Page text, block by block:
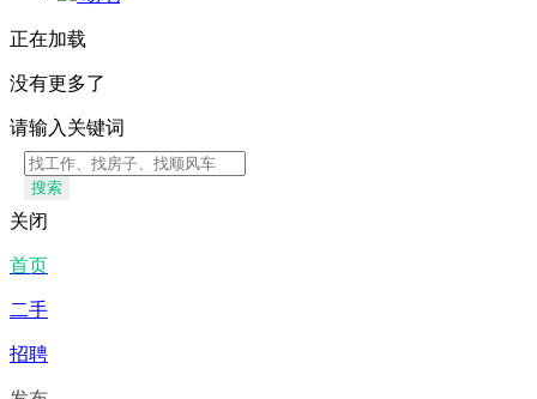
正在加载
没有更多了
请输入关键词
搜索
关闭
首页
二手
招聘